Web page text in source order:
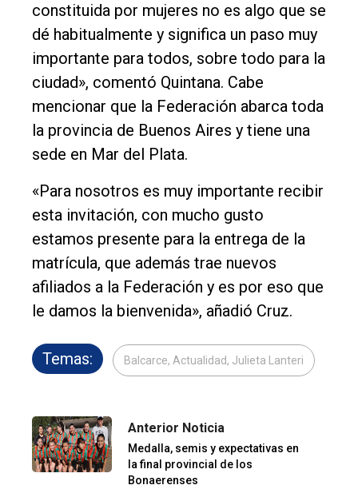
constituida por mujeres no es algo que se
dé habitualmente y significa un paso muy
importante para todos, sobre todo para la
ciudad», comentó Quintana. Cabe
mencionar que la Federación abarca toda
la provincia de Buenos Aires y tiene una
sede en Mar del Plata.
«Para nosotros es muy importante recibir
esta invitación, con mucho gusto
estamos presente para la entrega de la
matrícula, que además trae nuevos
afiliados a la Federación y es por eso que
le damos la bienvenida», añadió Cruz.
Temas: Balcarce, Actualidad, Julieta Lanteri
Anterior Noticia
Medalla, semis y expectativas en
la final provincial de los
Bonaerenses